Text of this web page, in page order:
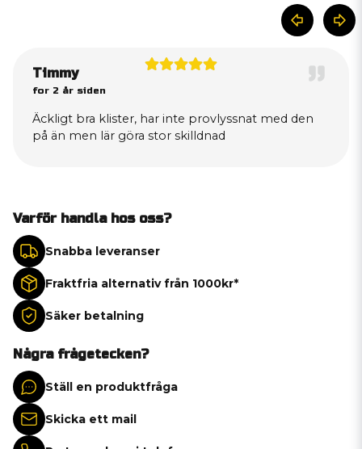
Timmy
for 2 år siden
Äckligt bra klister, har inte provlyssnat med den
på än men lär göra stor skilldnad
Varför handla hos oss?
Snabba leveranser
Fraktfria alternativ från 1000kr*
Säker betalning
Några frågetecken?
Ställ en produktfråga
Skicka ett mail